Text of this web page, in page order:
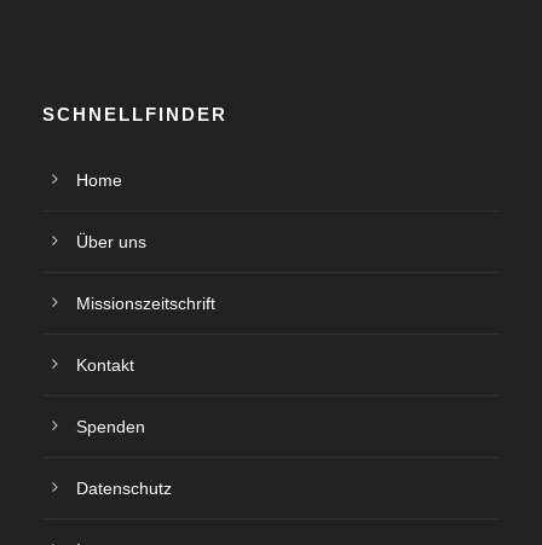
SCHNELLFINDER
Home
Über uns
Missionszeitschrift
Kontakt
Spenden
Datenschutz